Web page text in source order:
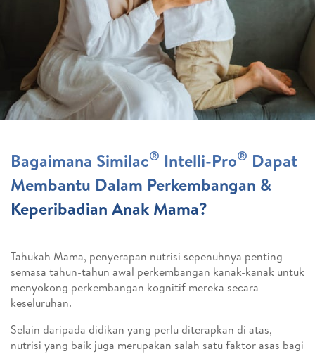
Bagaimana Similac® Intelli-Pro® Dapat
Membantu Dalam Perkembangan &
Keperibadian Anak Mama?
Tahukah Mama, penyerapan nutrisi sepenuhnya penting
semasa tahun-tahun awal perkembangan kanak-kanak untuk
menyokong perkembangan kognitif mereka secara
keseluruhan.
Selain daripada didikan yang perlu diterapkan di atas,
nutrisi yang baik juga merupakan salah satu faktor asas bagi